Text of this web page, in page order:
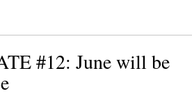
#12: June will be